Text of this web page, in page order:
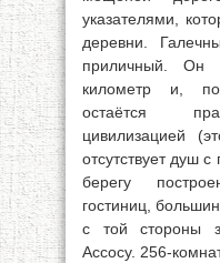
указателями,
деревни.
приличный. Он
километр и, по
остаётся
цивилизацией
отсутствует душ
берегу
гостиниц,
с той стороны
Ассосу. 256-